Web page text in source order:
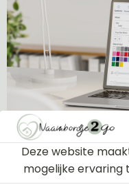
Deze website
mogelijke ervaring